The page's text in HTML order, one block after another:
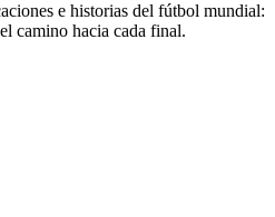
e historias del fútbol mundial:
camino hacia cada final.